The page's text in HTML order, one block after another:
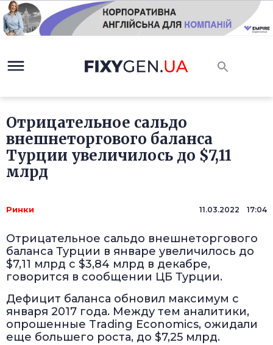
Отрицательное сальдо
внешнеторгового баланса
Турции увеличилось до $7,11
млрд
Ринки 11.03.2022 17:04
Отрицательное сальдо внешнеторгового
баланса Турции в январе увеличилось до
$7,11 млрд с $3,84 млрд в декабре,
говорится в сообщении ЦБ Турции.
Дефицит баланса обновил максимум с
января 2017 года. Между тем аналитики,
опрошенные Trading Economics, ожидали
еще большего роста, до $7,25 млрд.